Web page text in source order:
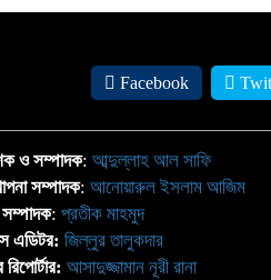
Facebook
ও সম্পাদক: আব্দুল্লাহ আল সাফি
সম্পাদক: আনোয়ারুল ইসলাম আজিম
সম্পাদক: প্রতীক মাহমুদ
এডিটর: জিল্লুর তালুকদার
রিপোর্টার: আসাদুজ্জামান নূরী রানা